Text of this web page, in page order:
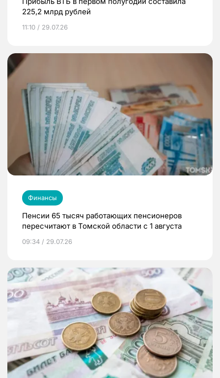
225,2 млрд рублей
11:10 / 29.07.26
Финансы
Пенсии 65 тысяч работающих пенсионеров
пересчитают в Томской области с 1 августа
09:34 / 29.07.26